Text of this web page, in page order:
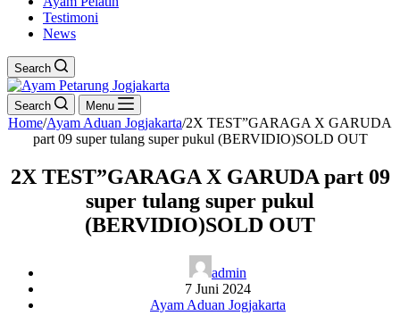
Testimoni
News
Search
Search Menu
Home/Ayam Aduan Jogjakarta/2X TEST”GARAGA X GARUDA
part 09 super tulang super pukul (BERVIDIO)SOLD OUT
2X TEST”GARAGA X GARUDA part 09
super tulang super pukul
(BERVIDIO)SOLD OUT
admin
7 Juni 2024
Ayam Aduan Jogjakarta